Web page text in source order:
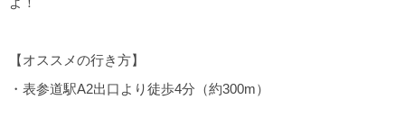
【オススメの行き方】
・表参道駅A2出口より徒歩4分（約300m）